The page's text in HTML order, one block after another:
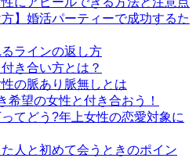
方】婚活パーティーで成功するた
ラインの返し方
き合い方とは？
の脈あり脈無しとは
希望の女性と付き合おう！
てどう?年上女性の恋愛対象に
人と初めて会うときのポイン